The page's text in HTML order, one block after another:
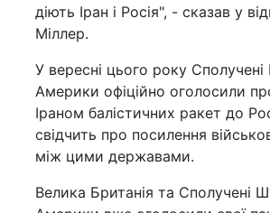
діють Іран і Росія", - сказав у
Міллер.
У вересні цього року
Америки офіційно оголосили
Іраном балістичних ракет до
свідчить про посилення
між цими державами.
Велика Британія та Сполучені